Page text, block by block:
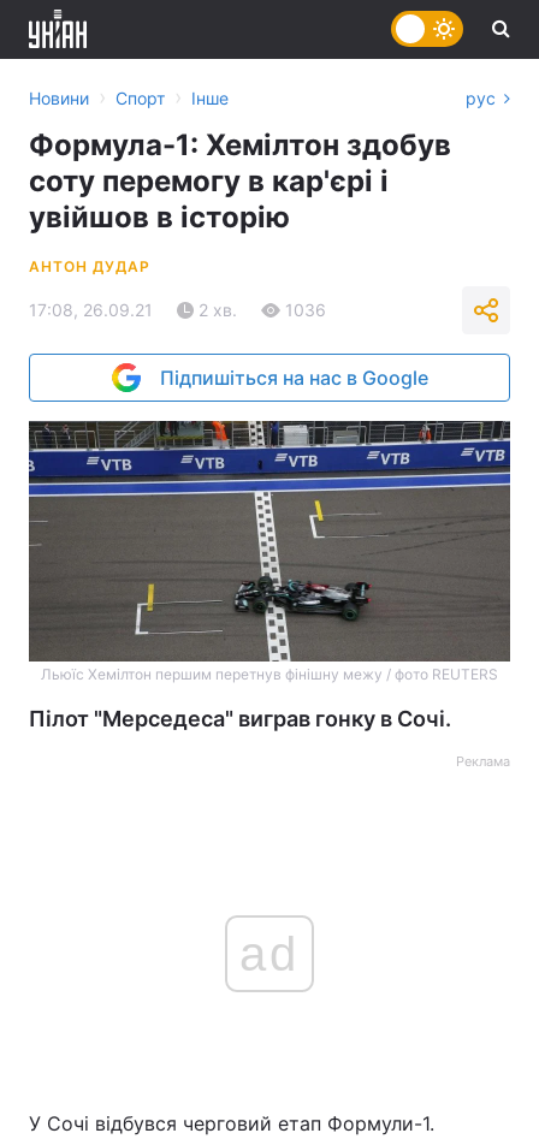
Новини › Спорт › Інше рус
Формула-1: Хемілтон здобув
соту перемогу в кар'єрі і
увійшов в історію
АНТОН ДУДАР
17:08, 26.09.21 2 хв. 1036
Підпишіться на нас в Google
Льюїс Хемілтон першим перетнув фінішну межу / фото REUTERS
Пілот "Мерседеса" виграв гонку в Сочі.
Реклама
ad
У Сочі відбувся черговий етап Формули-1.